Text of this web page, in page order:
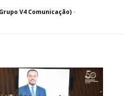
V4 Comunicação)